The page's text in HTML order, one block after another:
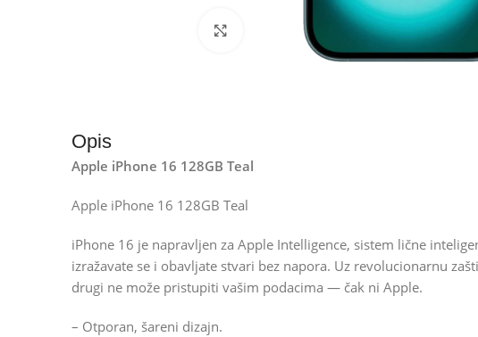
Kliknite za uvećanje
Opis
Apple iPhone 16 128GB Teal
Apple iPhone 16 128GB Teal
iPhone 16 je napravljen za Apple Intelligence, sistem lične
izražavate se i obavljate stvari bez napora. Uz revolucionarnu
drugi ne može pristupiti vašim podacima — čak ni Apple.
– Otporan, šareni dizajn.